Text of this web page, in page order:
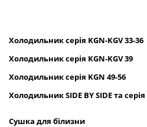
Холодильниксерія KGN-KGV33-36
Холодильник серія KGN-KGV39
Холодильник серія KGN 49-56
ХолодильникSIDE BYSIDEта серія
Сушка для білизни